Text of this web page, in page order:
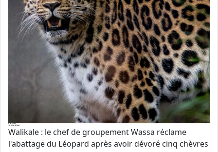
Walikale : le chef de groupement Wassa réclame
l'abattage du Léopard après avoir dévoré cinq chèvres